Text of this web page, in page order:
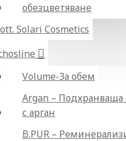
обезцветяване
Solari Cosmetics
Volume-За обем
Argan – Подхранваща
с арган
B.PUR –